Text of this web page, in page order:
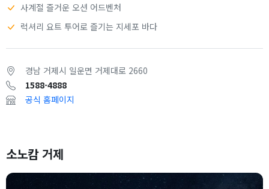
소노캄 거제
사계절 즐거운 오션 어드벤처
럭셔리 요트 투어로 즐기는 지세포 바다
경남 거제시 일운면 거제대로 2660
1588-4888
공식 홈페이지